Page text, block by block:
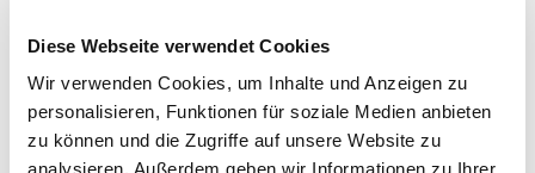
Diese Webseite verwendet Cookies
Wir verwenden Cookies, um Inhalte und Anzeigen zu
personalisieren, Funktionen für soziale Medien anbieten
zu können und die Zugriffe auf unsere Website zu
analysieren. Außerdem geben wir Informationen zu Ihrer